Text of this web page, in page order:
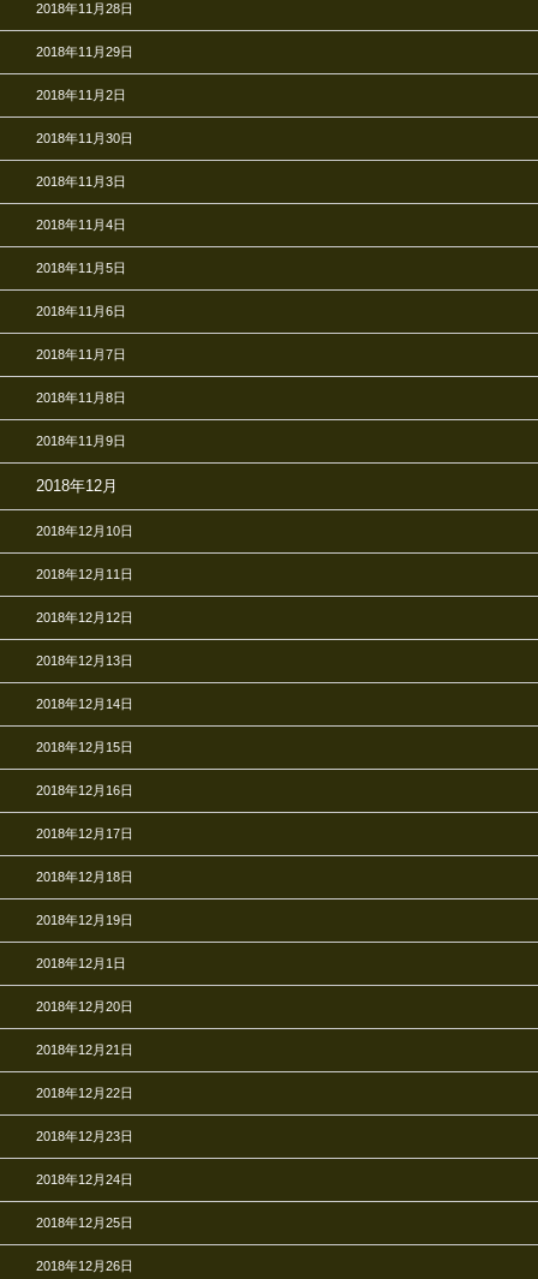
2018年11月28日
2018年11月29日
2018年11月2日
2018年11月30日
2018年11月3日
2018年11月4日
2018年11月5日
2018年11月6日
2018年11月7日
2018年11月8日
2018年11月9日
2018年12月
2018年12月10日
2018年12月11日
2018年12月12日
2018年12月13日
2018年12月14日
2018年12月15日
2018年12月16日
2018年12月17日
2018年12月18日
2018年12月19日
2018年12月1日
2018年12月20日
2018年12月21日
2018年12月22日
2018年12月23日
2018年12月24日
2018年12月25日
2018年12月26日